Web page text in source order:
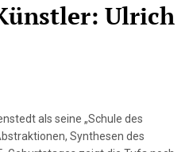
Ulrich
als seine „Schule des
Synthesen des